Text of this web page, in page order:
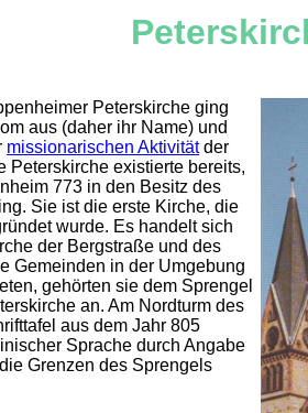
Peterskirche ging
aus (daher ihr Name) und
missionarischen Aktivitätder
Peterskirche existierte bereits,
773 in den Besitz des
Sie ist die erste Kirche, die
wurde. Es handelt sich
der Bergstraße und des
Gemeinden in der Umgebung
gehörten sie dem Sprengel
an. Am Nordturm des
aus dem Jahr 805
Sprache durch Angabe
Grenzen des Sprengels